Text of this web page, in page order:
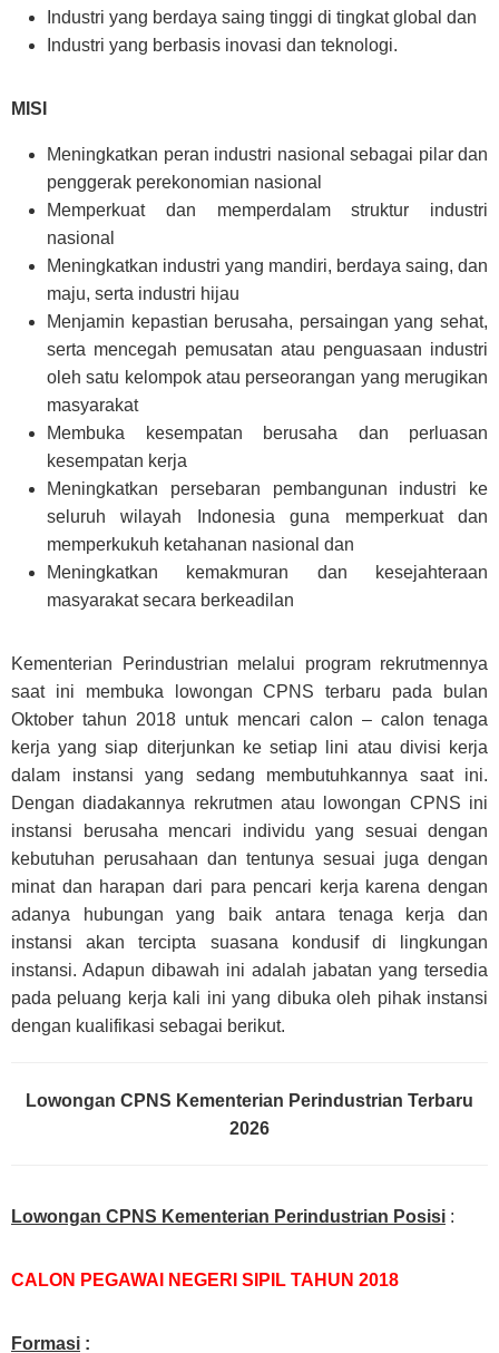
Industri yang berdaya saing tinggi di tingkat global dan
Industri yang berbasis inovasi dan teknologi.
MISI
Meningkatkan peran industri nasional sebagai pilar dan
penggerak perekonomian nasional
Memperkuat dan memperdalam struktur industri
nasional
Meningkatkan industri yang mandiri, berdaya saing, dan
maju, serta industri hijau
Menjamin kepastian berusaha, persaingan yang sehat,
serta mencegah pemusatan atau penguasaan industri
oleh satu kelompok atau perseorangan yang merugikan
masyarakat
Membuka kesempatan berusaha dan perluasan
kesempatan kerja
Meningkatkan persebaran pembangunan industri ke
seluruh wilayah Indonesia guna memperkuat dan
memperkukuh ketahanan nasional dan
Meningkatkan kemakmuran dan kesejahteraan
masyarakat secara berkeadilan
Kementerian Perindustrian melalui program rekrutmennya
saat ini membuka lowongan CPNS terbaru pada bulan
Oktober tahun 2018 untuk mencari calon – calon tenaga
kerja yang siap diterjunkan ke setiap lini atau divisi kerja
dalam instansi yang sedang membutuhkannya saat ini.
Dengan diadakannya rekrutmen atau lowongan CPNS ini
instansi berusaha mencari individu yang sesuai dengan
kebutuhan perusahaan dan tentunya sesuai juga dengan
minat dan harapan dari para pencari kerja karena dengan
adanya hubungan yang baik antara tenaga kerja dan
instansi akan tercipta suasana kondusif di lingkungan
instansi. Adapun dibawah ini adalah jabatan yang tersedia
pada peluang kerja kali ini yang dibuka oleh pihak instansi
dengan kualifikasi sebagai berikut.
Lowongan CPNS Kementerian Perindustrian Terbaru
2026
Lowongan CPNS Kementerian Perindustrian Posisi :
CALON PEGAWAI NEGERI SIPIL TAHUN 2018
Formasi :